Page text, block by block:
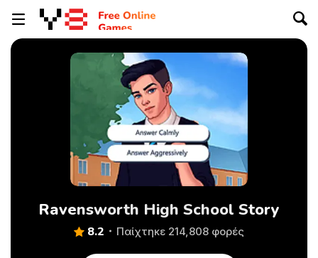
Ravensworth High School Story
8.2 Παίχτηκε 214,808 φορές